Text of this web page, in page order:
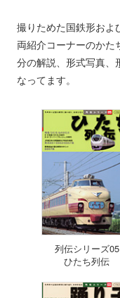
撮りためた国鉄形およ
両紹介コーナーのか
分の解説、形式写真、
なってます。
列伝シリーズ05
ひたち列伝